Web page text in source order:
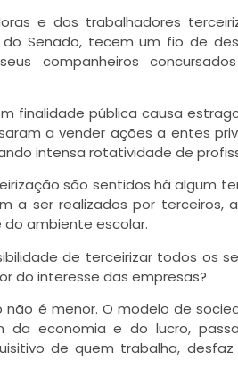
e dos trabalhadores
Senado, tecem um fio de
companheiros
finalidade pública causa
a vender ações a entes
intensa rotatividade de
são sentidos há algum
a ser realizados por terceiros,
ambiente escolar.
de terceirizar todos os
do interesse das empresas?
não é menor. O modelo de
da economia e do lucro,
de quem trabalha,